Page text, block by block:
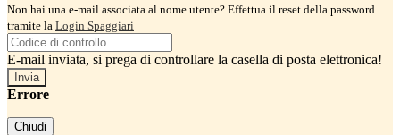
Non hai una e-mail associata al nome utente? Effettua il reset della password
tramite la Login Spaggiari
E-mail inviata, si prega di controllare la casella di posta elettronica!
Errore
Chiudi